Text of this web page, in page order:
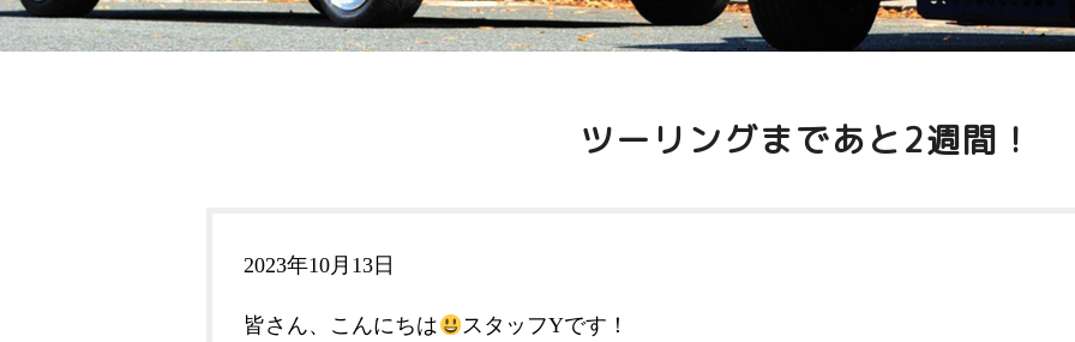
ツーリングまであと2週間！
2023年10月13日
皆さん、こんにちは スタッフYです！